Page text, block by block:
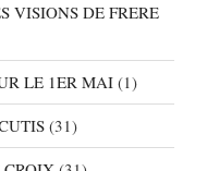
VISIONS DE FRERE
LE 1ER MAI (1)
(31)